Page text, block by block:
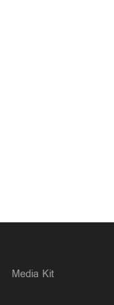
Media Kit